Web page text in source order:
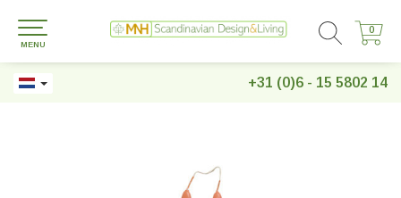
+31 (0)6 - 15 5802 14
0
0
MENU